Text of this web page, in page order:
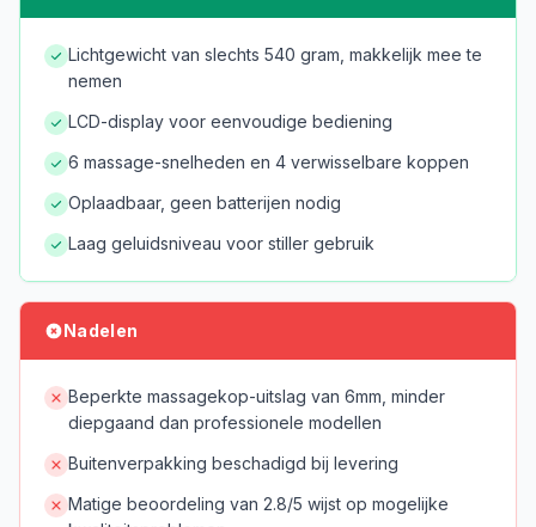
Lichtgewicht van slechts 540 gram, makkelijk mee te
nemen
LCD-display voor eenvoudige bediening
6 massage-snelheden en 4 verwisselbare koppen
Oplaadbaar, geen batterijen nodig
Laag geluidsniveau voor stiller gebruik
Nadelen
Beperkte massagekop-uitslag van 6mm, minder
diepgaand dan professionele modellen
Buitenverpakking beschadigd bij levering
Matige beoordeling van 2.8/5 wijst op mogelijke